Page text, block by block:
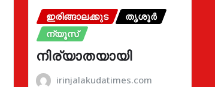
ഇരിങ്ങാലക്കുട
തൃശൂർ
ന്യൂസ്
നിര്യാതയായി
irinjalakudatimes.com